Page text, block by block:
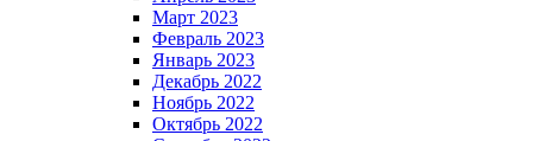
Март 2023
Февраль 2023
Январь 2023
Декабрь 2022
Ноябрь 2022
Октябрь 2022